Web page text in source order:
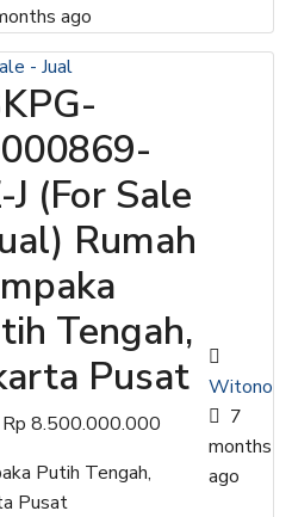
ago
- Jual
J (For Sale
Rumah
Tengah,
Pusat
Rp 8.500.000.000
Putih Tengah,
Pusat
Witono
7
months
ago